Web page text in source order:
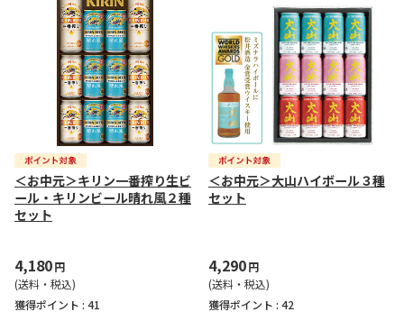
＜お中元＞キリン一番搾り生ビ
ール・キリンビール晴れ風２種
セット
4,180円
(送料・税込)
獲得ポイント : 41
＜お中元＞大山ハイボール３種
セット
4,290円
(送料・税込)
獲得ポイント : 42